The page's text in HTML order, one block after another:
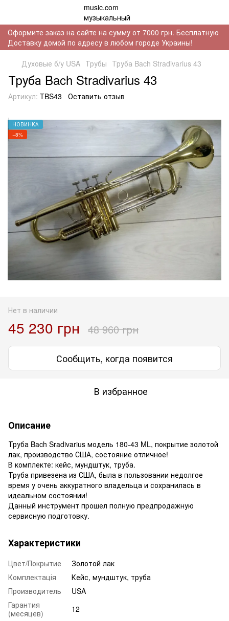
Оформите заказ на сайте на сумму от 7000 грн. Бесплатную
Доставку домой по адресу в любом городе Украины!
Духовые б/у USA Трубы Труба Bach Stradivarius 43
Труба Bach Stradivarius 43
Артикул: TBS43 Оставить отзыв
НОВИНКА
−8%
Нет в наличии
45 230 грн 48 960 грн
Сообщить, когда появится
В избранное
Описание
Труба Bach Sradivarius модель 180-43 ML, покрытие золотой
лак, производство США, состояние отличное!
В комплекте: кейс, мундштук, труба.
Труба привезена из США, была в пользовании недолгое
время у очень аккуратного владельца и сохранилась в
идеальном состоянии!
Данный инструмент прошел полную предпродажную
сервисную подготовку.
Характеристики
Цвет/Покрытие
Золотой лак
Комплектація
Кейс, мундштук, труба
Производитель
USA
Гарантия
(месяцев)
12